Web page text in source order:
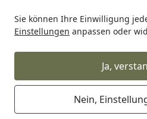
Sie können Ihre Einwilligung
Einstellungen anpassen oder
Ja,
Nein,
Startseite
Meister Meister Böden
MEISTER
S 1287 x 220 x 8
cognac